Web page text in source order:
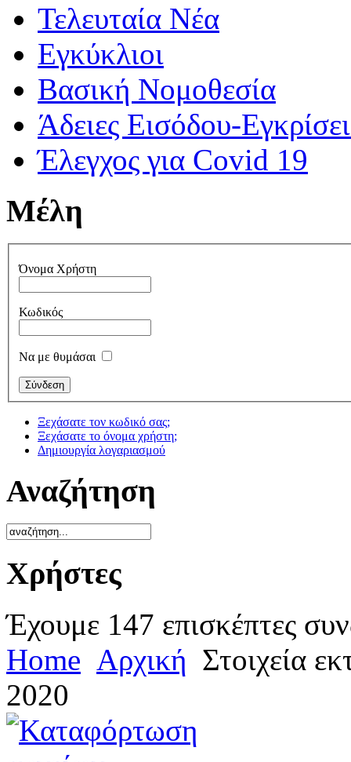
Τελευταία Νέα
Εγκύκλιοι
Βασική Νομοθεσία
Άδειες Εισόδου-
Έλεγχος για Covid 19
Μέλη
Όνομα Χρήστη
Κωδικός
Να με θυμάσαι
Ξεχάσατε τον κωδικό σας;
Ξεχάσατε το όνομα χρήστη;
Δημιουργία λογαριασμού
Αναζήτηση
Χρήστες
Έχουμε 147 επισκέπτες
Home Αρχική Στοιχεία
2020